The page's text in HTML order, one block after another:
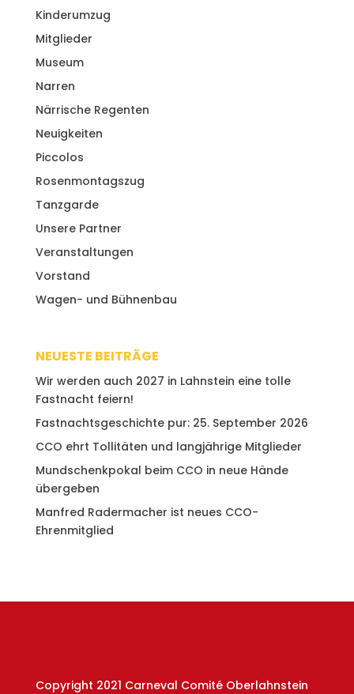
Kinderumzug
Mitglieder
Museum
Narren
Närrische Regenten
Neuigkeiten
Piccolos
Rosenmontagszug
Tanzgarde
Unsere Partner
Veranstaltungen
Vorstand
Wagen- und Bühnenbau
NEUESTE BEITRÄGE
Wir werden auch 2027 in Lahnstein eine tolle
Fastnacht feiern!
Fastnachtsgeschichte pur: 25. September 2026
CCO ehrt Tollitäten und langjährige Mitglieder
Mundschenkpokal beim CCO in neue Hände
übergeben
Manfred Radermacher ist neues CCO-
Ehrenmitglied
Copyright 2021 Carneval Comité Oberlahnstein